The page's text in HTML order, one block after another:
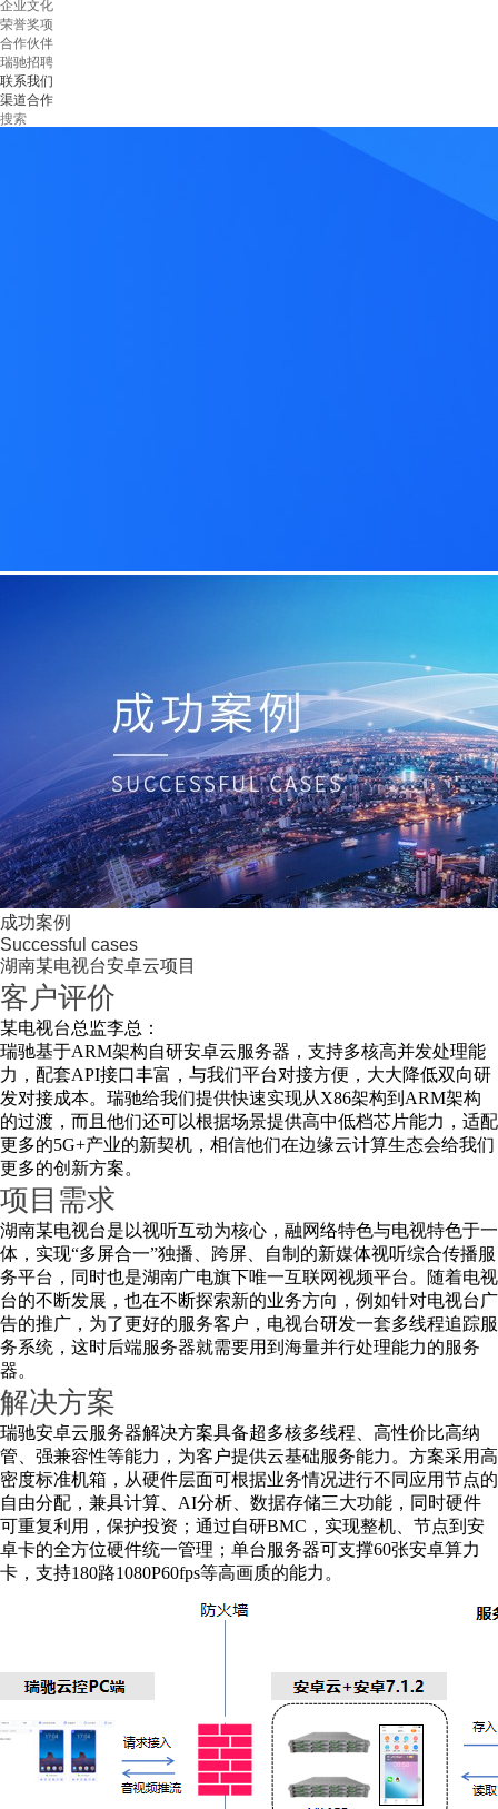
企业文化
荣誉奖项
合作伙伴
瑞驰招聘
联系我们
渠道合作
成功案例
Successful cases
湖南某电视台安卓云项目
客户评价
某电视台总监李总：
瑞驰基于ARM架构自研安卓云服务器，支持多核高并发处理能
力，配套API接口丰富，与我们平台对接方便，大大降低双向研
发对接成本。瑞驰给我们提供快速实现从X86架构到ARM架构
的过渡，而且他们还可以根据场景提供高中低档芯片能力，适配
更多的5G+产业的新契机，相信他们在边缘云计算生态会给我们
更多的创新方案。
项目需求
湖南某电视台是以视听互动为核心，融网络特色与电视特色于一
体，实现“多屏合一”独播、跨屏、自制的新媒体视听综合传播服
务平台，同时也是湖南广电旗下唯一互联网视频平台。随着电视
台的不断发展，也在不断探索新的业务方向，例如针对电视台广
告的推广，为了更好的服务客户，电视台研发一套多线程追踪服
务系统，这时后端服务器就需要用到海量并行处理能力的服务
器。
解决方案
瑞驰安卓云服务器解决方案具备超多核多线程、高性价比高纳
管、强兼容性等能力，为客户提供云基础服务能力。方案采用高
密度标准机箱，从硬件层面可根据业务情况进行不同应用节点的
自由分配，兼具计算、AI分析、数据存储三大功能，同时硬件
可重复利用，保护投资；通过自研BMC，实现整机、节点到安
卓卡的全方位硬件统一管理；单台服务器可支撑60张安卓算力
卡，支持180路1080P60fps等高画质的能力。